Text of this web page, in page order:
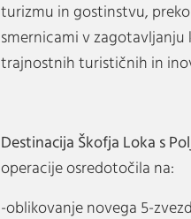
turizmu in gostinstvu,
smernicami v
trajnostnih turističnih in
Destinacija Škofja Loka s
operacije osredotočila na:
-oblikovanje novega 5-